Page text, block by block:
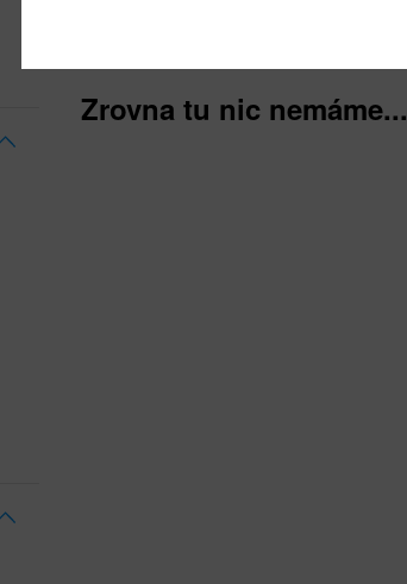
Zrovna tu nic nemáme...